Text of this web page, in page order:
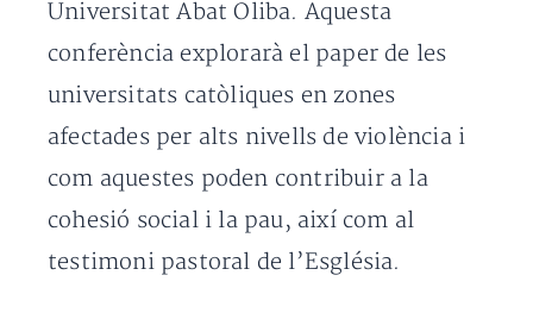
Universitat Abat Oliba. Aquesta
conferència explorarà el paper de les
universitats catòliques en zones
afectades per alts nivells de violència i
com aquestes poden contribuir a la
cohesió social i la pau, així com al
testimoni pastoral de l’Església.